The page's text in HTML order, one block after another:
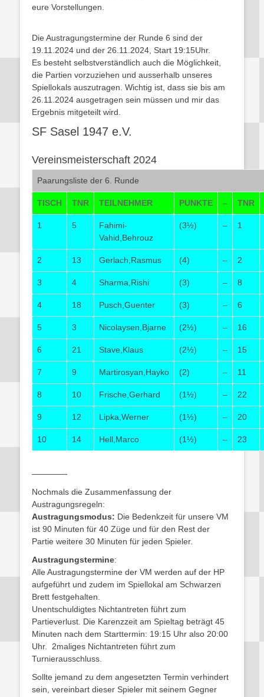
eure Vorstellungen.
Die Austragungstermine der Runde 6 sind der
19.11.2024 und der 26.11.2024, Start 19:15Uhr.
Es besteht selbstverständlich auch die Möglichkeit,
die Partien vorzuziehen und ausserhalb unseres
Spiellokals auszutragen. Wichtig ist, dass sie bis am
26.11.2024 ausgetragen sein müssen und mir das
Ergebnis mitgeteilt wird.
SF Sasel 1947 e.V.
Vereinsmeisterschaft 2024
Paarungsliste der 6. Runde
TISCH TNR TEILNEHMER PUNKTE – TNR
1 5
Fahimi-
Vahid,Behrouz
(3½) – 1
2 13 Gerlach,Rasmus (4) – 2
3 4 Sharma,Rishi (3) – 8
4 18 Pusch,Guenter (3) – 6
5 3 Nicolaysen,Bjarne (2½) – 16
6 21 Stave,Klaus (2½) – 15
7 9 Martirosyan,Hayko (2) – 11
8 10 Frische,Gerhard (1½) – 22
9 12 Lipka,Werner (1½) – 20
10 14 Hell,Marco (1½) – 23
————-
Nochmals die Zusammenfassung der
Austragungsregeln:
Austragungsmodus: Die Bedenkzeit für unsere VM
ist 90 Minuten für 40 Züge und für den Rest der
Partie weitere 30 Minuten für jeden Spieler.
Austragungstermine:
Alle Austragungstermine der VM werden auf der HP
aufgeführt und zudem im Spiellokal am Schwarzen
Brett festgehalten.
Unentschuldigtes Nichtantreten führt zum
Partieverlust. Die Karenzzeit am Spieltag beträgt 45
Minuten nach dem Starttermin: 19:15 Uhr also 20:00
Uhr. 2maliges Nichtantreten führt zum
Turnierausschluss.
Sollte jemand zu dem angesetzten Termin verhindert
sein, vereinbart dieser Spieler mit seinem Gegner